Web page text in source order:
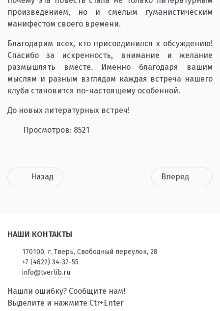
произведением, но и смелым гуманистическим
манифестом своего времени.
Благодарим всех, кто присоединился к обсуждению!
Спасибо за искренность, внимание и желание
размышлять вместе. Именно благодаря вашим
мыслям и разным взглядам каждая встреча нашего
клуба становится по-настоящему особенной.
До новых литературных встреч!
Просмотров: 8521
Назад Вперед
НАШИ КОНТАКТЫ
170100, г. Тверь, Свободный переулок, 28
+7 (4822) 34-37-55
info@tverlib.ru
Нашли ошибку? Сообщите нам!
Выделите и нажмите Ctr+Enter